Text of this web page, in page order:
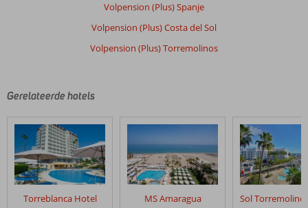
in
Hotel
Torremolinos
Beoordelingen
die
ouder
Volpension (Plus) Spanje
Volpension (Plus) Costa del Sol
Volpension (Plus) Torremolinos
Gerelateerde hotels
Torreblanca Hotel MS Amaragua